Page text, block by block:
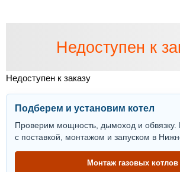
Недоступен к
Недоступен к заказу
Подберем и установим котел
Проверим мощность, дымоход и
с поставкой, монтажом и запуском в
Монтаж газовых котлов